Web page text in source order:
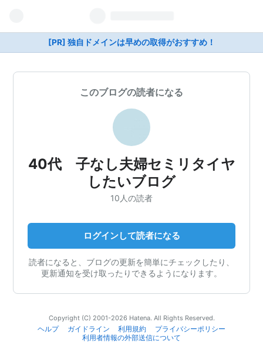
[PR] 独自ドメインは早めの取得がおすすめ！
このブログの読者になる
40代 子なし夫婦セミリタイヤ
したいブログ
10人の読者
ログインして読者になる
読者になると、ブログの更新を簡単にチェックしたり、
更新通知を受け取ったりできるようになります。
Copyright (C) 2001-2026 Hatena. All Rights Reserved.
ヘルプ
ガイドライン 利用規約
プライバシーポリシー
利用者情報の外部送信について